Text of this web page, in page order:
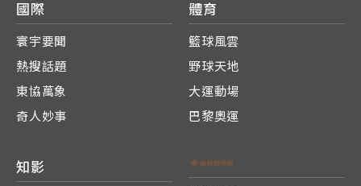
國際
寰宇要聞
熱搜話題
東協萬象
奇人妙事
體育
籃球風雲
野球天地
大運動場
巴黎奧運
知影